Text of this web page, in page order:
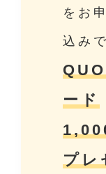
をお
込みで
ード
プレ